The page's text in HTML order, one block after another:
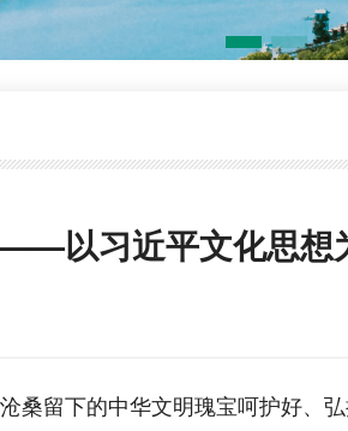
以习近平文化思想
桑留下的中华文明瑰宝呵护好、